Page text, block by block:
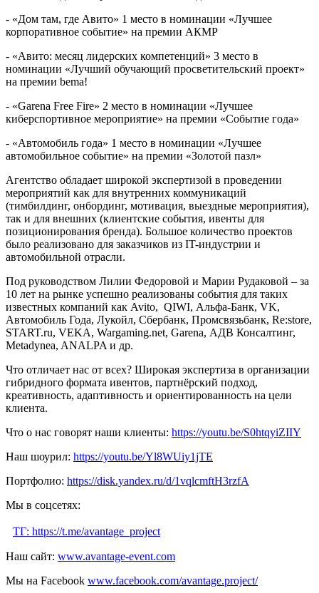
- «Дом там, где Авито» 1 место в номинации «Лучшее
корпоративное событие» на премии АКМР
- «Авито: месяц лидерских компетенций» 3 место в
номинации «Лучший обучающий просветительский проект»
на премии bema!
- «Garena Free Fire» 2 место в номинации «Лучшее
киберспортивное мероприятие» на премии «Событие года»
- «Автомобиль года» 1 место в номинации «Лучшее
автомобильное событие» на премии «Золотой пазл»
Агентство обладает широкой экспертизой в проведении
мероприятий как для внутренних коммуникаций
(тимбилдинг, онбординг, мотивация, выездные мероприятия),
так и для внешних (клиентские события, ивенты для
позиционирования бренда). Большое количество проектов
было реализовано для заказчиков из IT-индустрии и
автомобильной отрасли.
Под руководством Лилии Федоровой и Марии Рудаковой – за
10 лет на рынке успешно реализованы события для таких
известных компаний как Avito, QIWI, Альфа-Банк, VK,
Автомобиль Года, Лукойл, Сбербанк, Промсвязьбанк, Re:store,
START.ru, VEKA, Wargaming.net, Garena, АДВ Консалтинг,
Metadynea, ANALPA и др.
Что отличает нас от всех? Широкая экспертиза в организации
гибридного формата ивентов, партнёрский подход,
креативность, адаптивность и ориентированность на цели
клиента.
Что о нас говорят наши клиенты: https://youtu.be/S0htqyiZIIY
Наш шоурил: https://youtu.be/Yl8WUiy1jTE
Портфолио: https://disk.yandex.ru/d/1vqlcmftH3rzfA
Мы в соцсетях:
ТГ: https://t.me/avantage_project
Наш сайт: www.avantage-event.com
Мы на Facebook www.facebook.com/avantage.project/